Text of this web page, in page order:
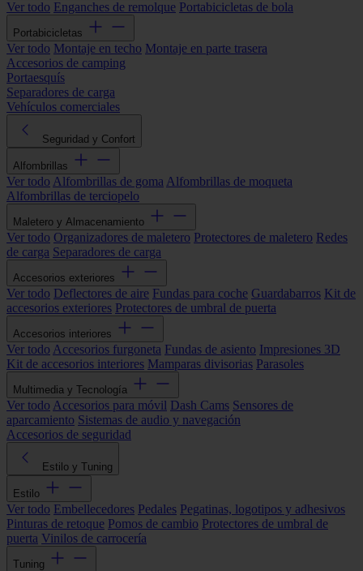
Ver todo Enganches de remolque Portabicicletas de bola
Portabicicletas
Ver todo Montaje en techo Montaje en parte trasera
Accesorios de camping
Portaesquís
Separadores de carga
Vehículos comerciales
Seguridad y Confort
Alfombrillas
Ver todo Alfombrillas de goma Alfombrillas de moqueta
Alfombrillas de terciopelo
Maletero y Almacenamiento
Ver todo Organizadores de maletero Protectores de maletero Redes
de carga Separadores de carga
Accesorios exteriores
Ver todo Deflectores de aire Fundas para coche Guardabarros Kit de
accesorios exteriores Protectores de umbral de puerta
Accesorios interiores
Ver todo Accesorios furgoneta Fundas de asiento Impresiones 3D
Kit de accesorios interiores Mamparas divisorias Parasoles
Multimedia y Tecnología
Ver todo Accesorios para móvil Dash Cams Sensores de
aparcamiento Sistemas de audio y navegación
Accesorios de seguridad
Estilo y Tuning
Estilo
Ver todo Embellecedores Pedales Pegatinas, logotipos y adhesivos
Pinturas de retoque Pomos de cambio Protectores de umbral de
puerta Vinilos de carrocería
Tuning